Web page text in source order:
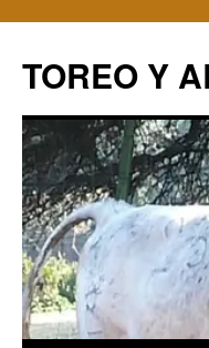
TOREO Y